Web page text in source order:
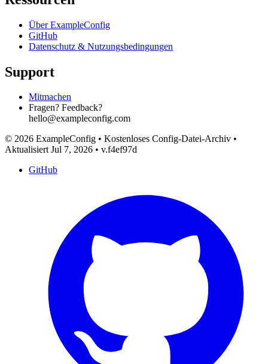
Über ExampleConfig
GitHub
Datenschutz & Nutzungsbedingungen
Support
Mitmachen
Fragen? Feedback?
hello@exampleconfig.com
© 2026 ExampleConfig • Kostenloses Config-Datei-Archiv •
Aktualisiert Jul 7, 2026 • v.f4ef97d
GitHub